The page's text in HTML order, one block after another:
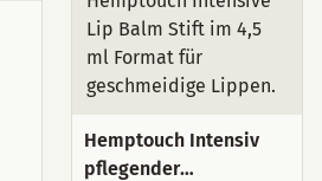
Hemptouch Intensiv
pflegender